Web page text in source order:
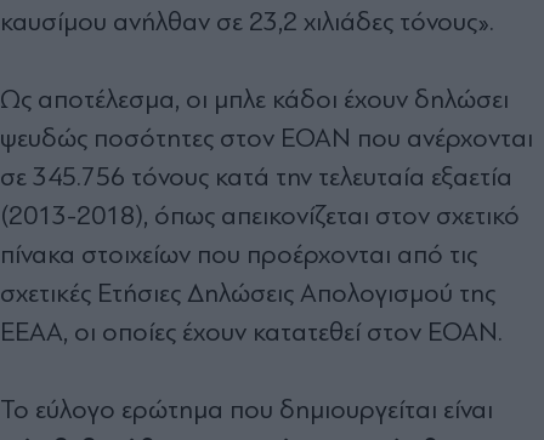
καυσίµου ανήλθαν σε 23,2 χιλιάδες τόνους».
Ως αποτέλεσµα, οι µπλε κάδοι έχουν δηλώσει
ψευδώς ποσότητες στον ΕΟΑΝ που ανέρχονται
σε 345.756 τόνους κατά την τελευταία εξαετία
(2013-2018), όπως απεικονίζεται στον σχετικό
πίνακα στοιχείων που προέρχονται από τις
σχετικές Ετήσιες ∆ηλώσεις Απολογισµού της
ΕΕΑΑ, οι οποίες έχουν κατατεθεί στον ΕΟΑΝ.
Το εύλογο ερώτηµα που δηµιουργείται είναι